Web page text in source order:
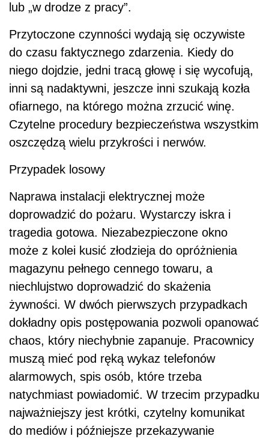
lub „w drodze z pracy”.
Przytoczone czynności wydają się oczywiste
do czasu faktycznego zdarzenia. Kiedy do
niego dojdzie, jedni tracą głowę i się wycofują,
inni są nadaktywni, jeszcze inni szukają kozła
ofiarnego, na którego można zrzucić winę.
Czytelne procedury bezpieczeństwa wszystkim
oszczędzą wielu przykrości i nerwów.
Przypadek losowy
Naprawa instalacji elektrycznej może
doprowadzić do pożaru. Wystarczy iskra i
tragedia gotowa. Niezabezpieczone okno
może z kolei kusić złodzieja do opróżnienia
magazynu pełnego cennego towaru, a
niechlujstwo doprowadzić do skażenia
żywności. W dwóch pierwszych przypadkach
dokładny opis postępowania pozwoli opanować
chaos, który niechybnie zapanuje. Pracownicy
muszą mieć pod ręką wykaz telefonów
alarmowych, spis osób, które trzeba
natychmiast powiadomić. W trzecim przypadku
najważniejszy jest krótki, czytelny komunikat
do mediów i późniejsze przekazywanie